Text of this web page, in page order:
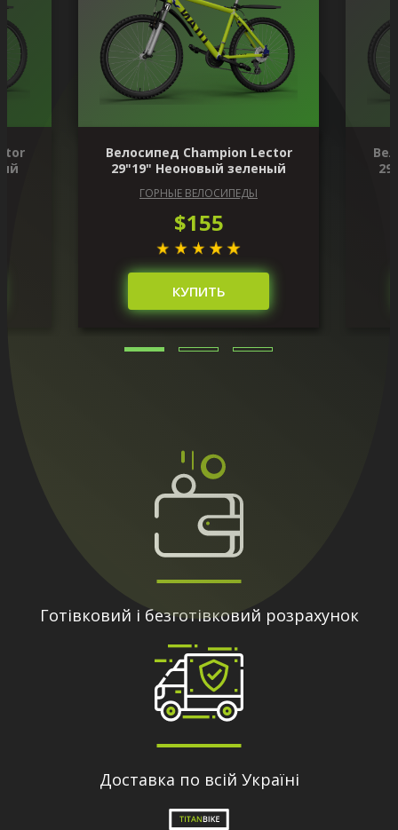
Велосипед Champion Lector
29"19" Неоновый зеленый
ГОРНЫЕ ВЕЛОСИПЕДЫ
$155
КУПИТЬ
Готівковий і безготівковий розрахунок
Доставка по всій Україні